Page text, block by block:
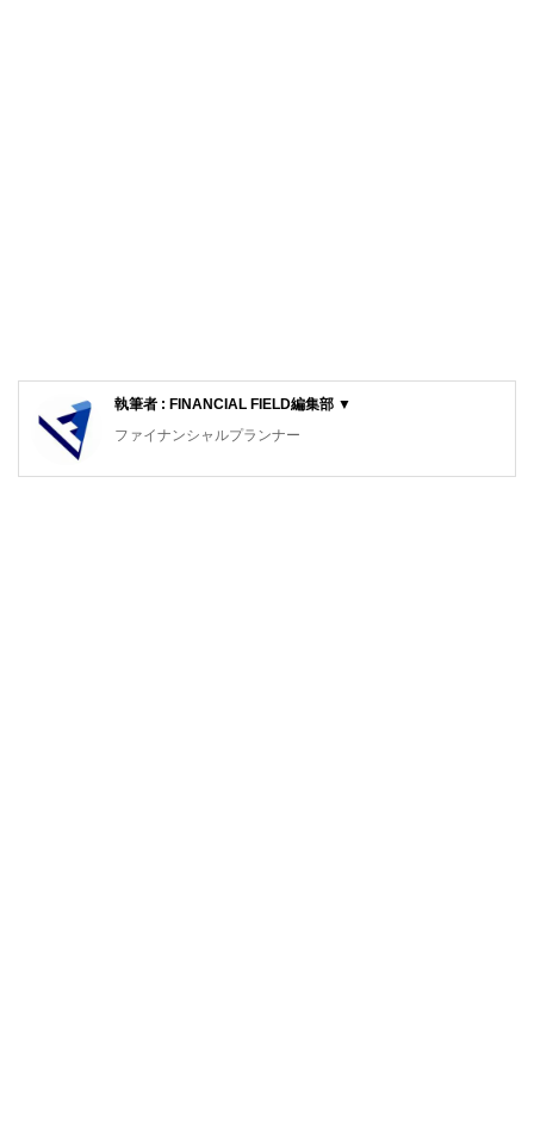
執筆者 : FINANCIAL FIELD編集部 ▼
ファイナンシャルプランナー
FinancialField編集部は、金融、経済に関する記事を、日々